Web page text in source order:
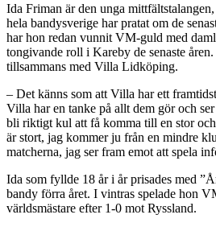
Ida Friman är den unga
hela bandysverige har pratat om de
har hon redan vunnit VM-guld med
tongivande roll i Kareby de senaste
tillsammans med Villa Lidköping.
– Det känns som att Villa har ett
Villa har en tanke på allt dem gör och
bli riktigt kul att få komma till en stor
är stort, jag kommer ju från en mindre
matcherna, jag ser fram emot att spela
Ida som fyllde 18 år i år prisades med
bandy förra året. I vintras spelade hon
världsmästare efter 1-0 mot Ryssland.